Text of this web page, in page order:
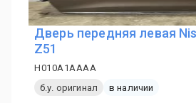
Дверь передняя левая
Z51
H010A1AAAA
б.у. оригинал
в наличии